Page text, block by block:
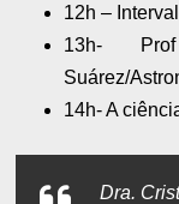
12h –
13h-
Suárez/
14h- A
Dra.